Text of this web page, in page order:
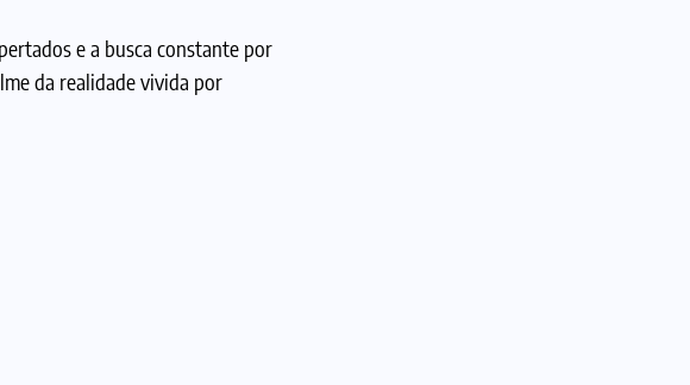
e a busca constante por
da realidade vivida por